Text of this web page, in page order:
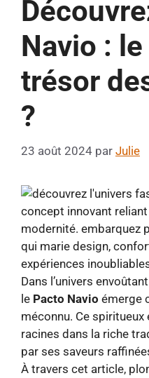
Navio :
trésor
?
23 août 2024 par Julie
Dans l’univers
le Pacto Navio émerge
méconnu. Ce
racines dans la riche
par ses saveurs
À travers cet article,